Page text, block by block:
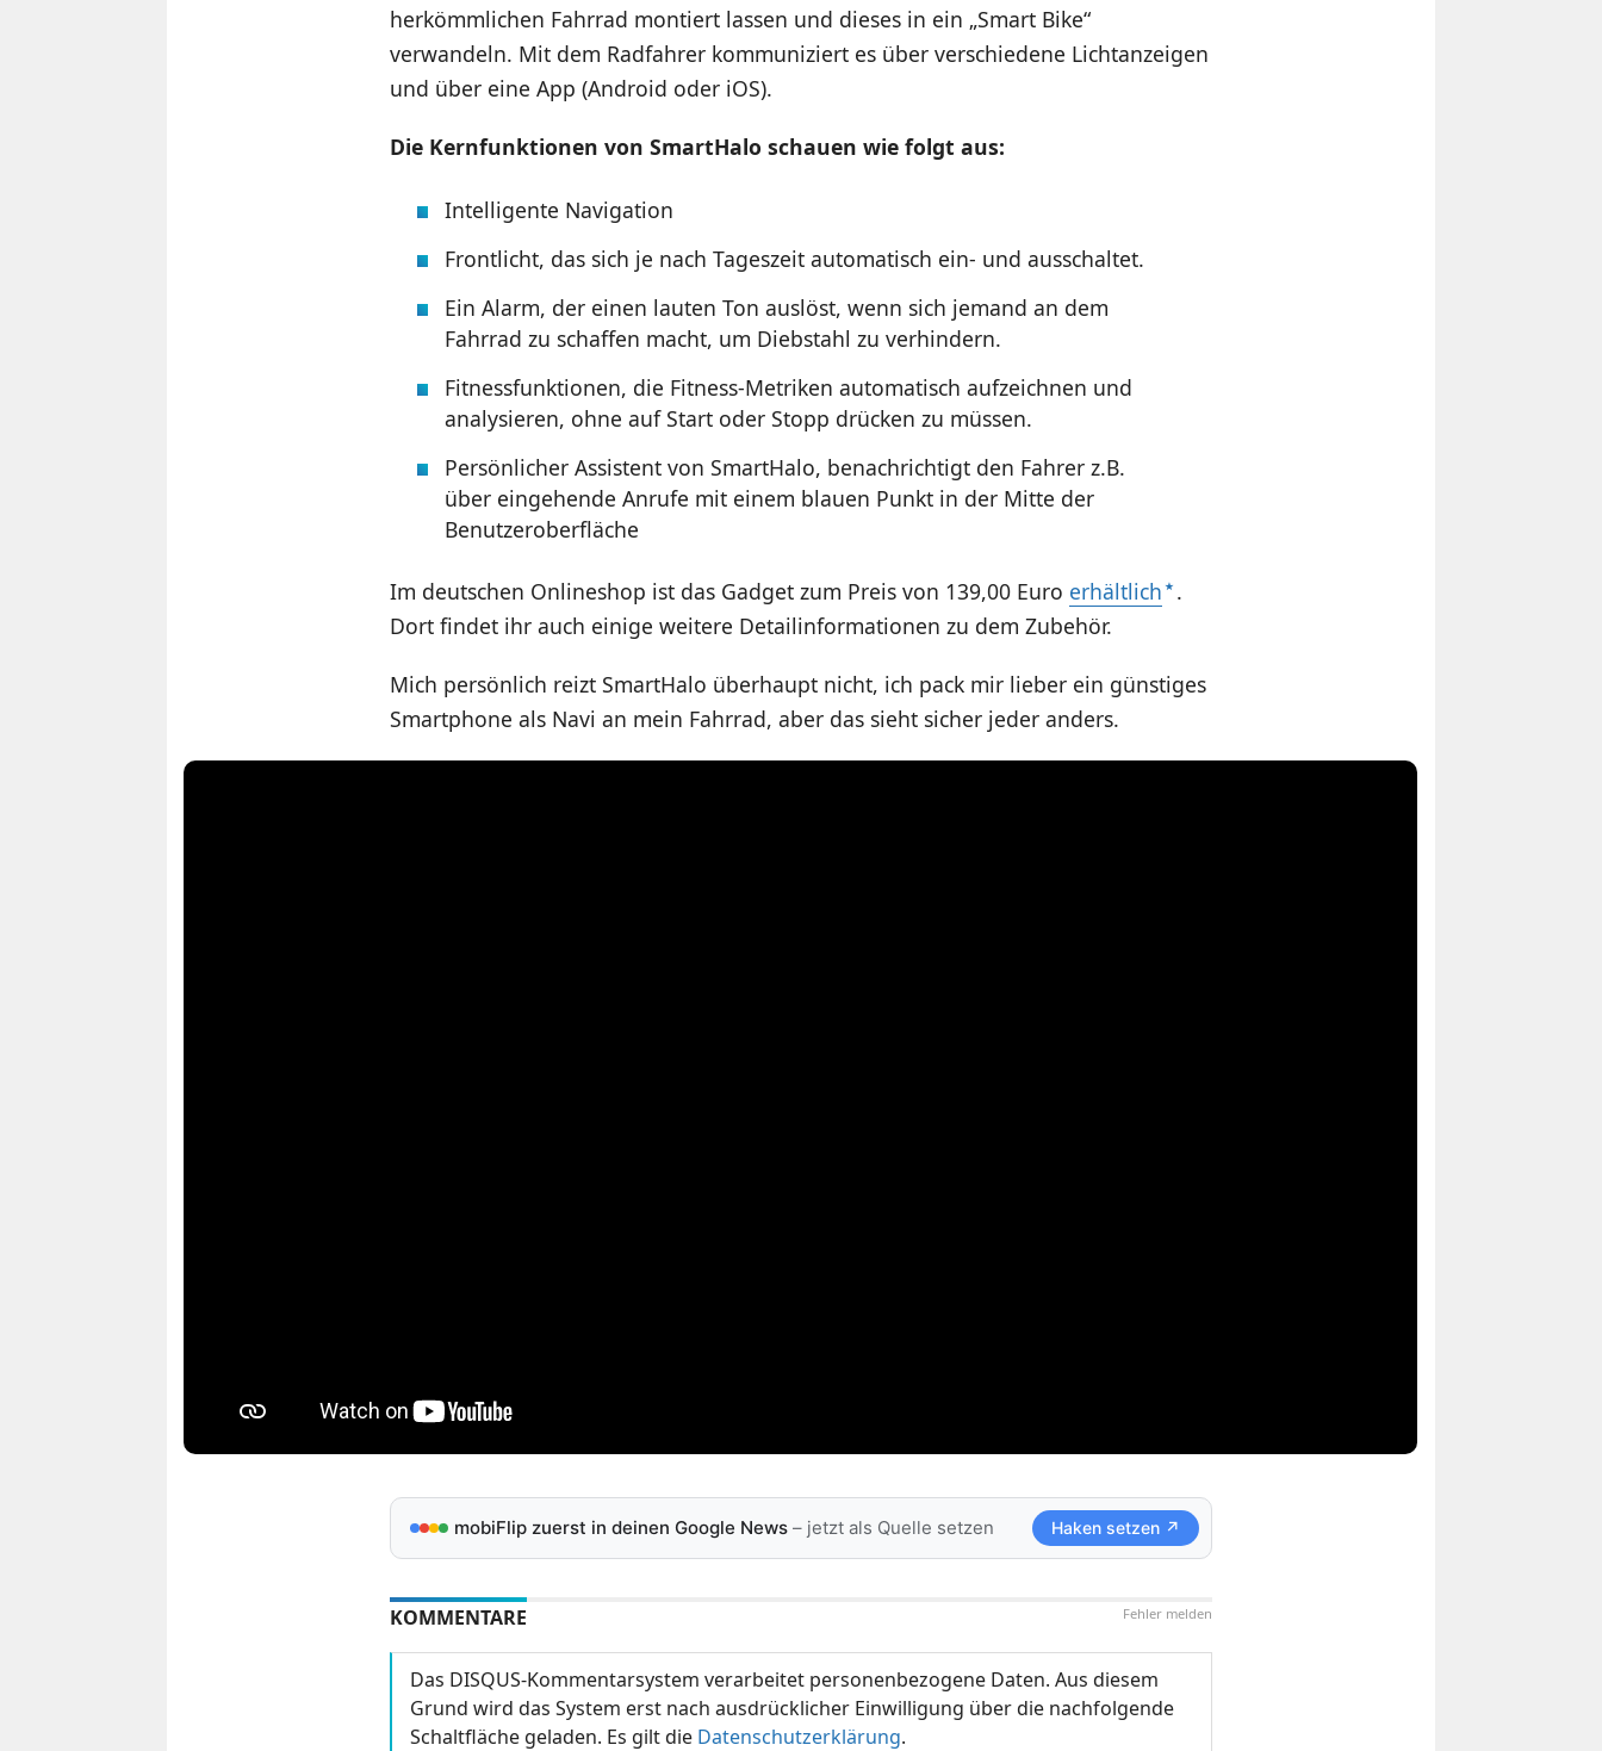
herkömmlichen Fahrrad montiert lassen und dieses in ein „Smart Bike“
verwandeln. Mit dem Radfahrer kommuniziert es über verschiedene Lichtanzeigen
und über eine App (Android oder iOS).
Die Kernfunktionen von SmartHalo schauen wie folgt aus:
Intelligente Navigation
Frontlicht, das sich je nach Tageszeit automatisch ein- und ausschaltet.
Ein Alarm, der einen lauten Ton auslöst, wenn sich jemand an dem
Fahrrad zu schaffen macht, um Diebstahl zu verhindern.
Fitnessfunktionen, die Fitness-Metriken automatisch aufzeichnen und
analysieren, ohne auf Start oder Stopp drücken zu müssen.
Persönlicher Assistent von SmartHalo, benachrichtigt den Fahrer z.B.
über eingehende Anrufe mit einem blauen Punkt in der Mitte der
Benutzeroberfläche
Im deutschen Onlineshop ist das Gadget zum Preis von 139,00 Euro erhältlich .
Dort findet ihr auch einige weitere Detailinformationen zu dem Zubehör.
Mich persönlich reizt SmartHalo überhaupt nicht, ich pack mir lieber ein günstiges
Smartphone als Navi an mein Fahrrad, aber das sieht sicher jeder anders.
mobiFlip zuerst in deinen Google News– jetzt als Quelle setzen Haken setzen ↗
Fehler melden
KOMMENTARE
Das DISQUS-Kommentarsystem verarbeitet personenbezogene Daten. Aus diesem
Grund wird das System erst nach ausdrücklicher Einwilligung über die nachfolgende
Schaltfläche geladen. Es gilt die Datenschutzerklärung.